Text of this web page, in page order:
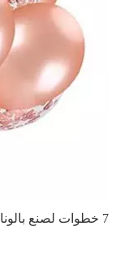
7 خطوات لصنع بالونات كونفيتي مثالية لاحتفالك